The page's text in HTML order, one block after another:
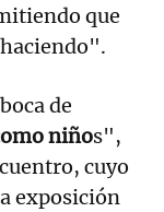
que
de
niños",
cuyo
exposición